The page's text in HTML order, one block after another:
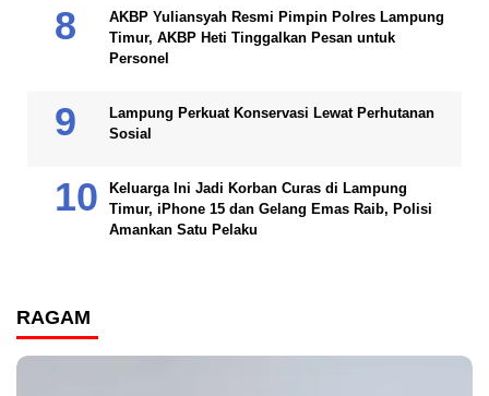
AKBP Yuliansyah Resmi Pimpin Polres Lampung
Timur, AKBP Heti Tinggalkan Pesan untuk
Personel
Lampung Perkuat Konservasi Lewat Perhutanan
Sosial
Keluarga Ini Jadi Korban Curas di Lampung
Timur, iPhone 15 dan Gelang Emas Raib, Polisi
Amankan Satu Pelaku
RAGAM